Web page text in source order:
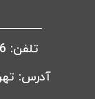
تلفن: 02188701126 – 09120723376
آدرس: